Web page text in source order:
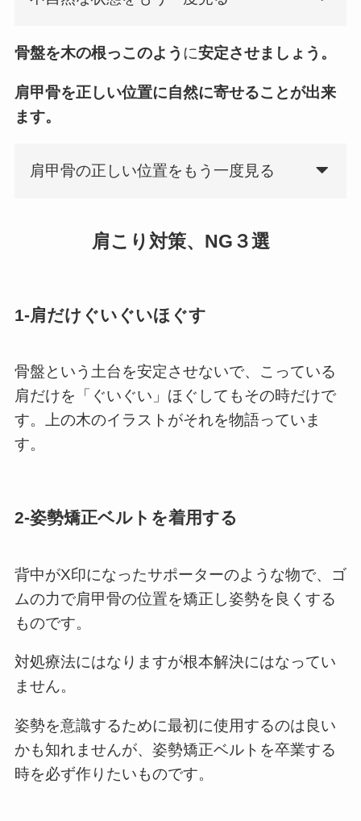
骨盤を木の根っこのよう に安定させましょう。
肩甲骨を正しい位置に自然に寄せることが出来
ます。
肩甲骨の正しい位置をもう一度見る
肩こり対策、NG３選
1-肩だけぐいぐいほぐす
骨盤という土台を安定させないで、こっている
肩だけを「ぐいぐい」ほぐしてもその時だけで
す。上の木のイラストがそれを物語っていま
す。
2-姿勢矯正ベルトを着用する
背中がX印になったサポーターのような物で、ゴ
ムの力で肩甲骨の位置を矯正し姿勢を良くする
ものです。
対処療法にはなりますが根本解決にはなってい
ません。
姿勢を意識するために最初に使用するのは良い
かも知れませんが、姿勢矯正ベルトを卒業する
時を必ず作りたいものです。